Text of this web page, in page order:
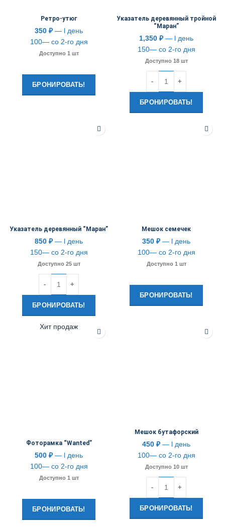
Ретро-утюг
350 ₽— l день
100— со 2-го дня
Доступно 1 шт
БРОНИРОВАТЬ!
Указатель деревянный тройной
“Маран”
1,350 ₽— l день
150— со 2-го дня
Доступно 18 шт
БРОНИРОВАТЬ!
Указатель деревянный “Маран”
850 ₽— l день
150— со 2-го дня
Доступно 25 шт
БРОНИРОВАТЬ!
Мешок семечек
350 ₽— l день
100— со 2-го дня
Доступно 1 шт
БРОНИРОВАТЬ!
Хит продаж
Фоторамка “Wanted”
500 ₽— l день
100— со 2-го дня
Доступно 1 шт
БРОНИРОВАТЬ!
Мешок бутафорский
450 ₽— l день
100— со 2-го дня
Доступно 10 шт
БРОНИРОВАТЬ!